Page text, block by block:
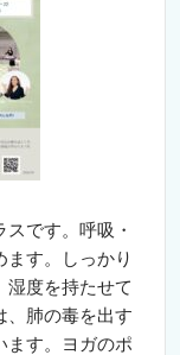
です。呼吸・
す。しっかり
湿度を持たせて
、肺の毒を出す
ます。ヨガのポ